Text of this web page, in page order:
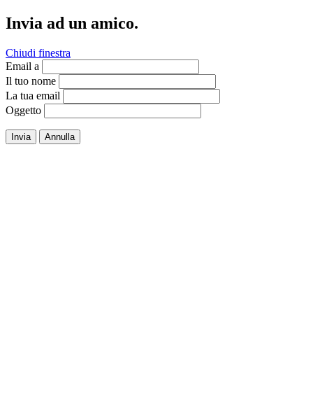
Invia ad un amico.
Chiudi finestra
Email a
Il tuo nome
La tua email
Oggetto
Invia Annulla